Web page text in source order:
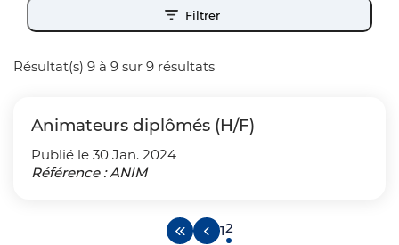
Filtrer
Résultat(s) 9 à 9 sur 9 résultats
Animateurs diplômés (H/F)
Publié le 30 Jan. 2024
Référence : ANIM
Aller à la première page
Page précédente
Aller à la page 1
1Page courante
2